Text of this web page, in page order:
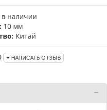
в наличии
10 мм
Китай
НАПИСАТЬ ОТЗЫВ